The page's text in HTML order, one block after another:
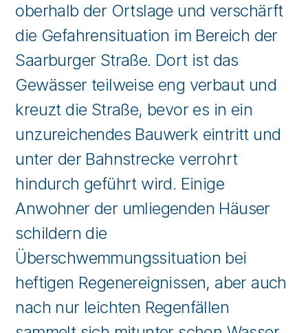
oberhalb der Ortslage und verschärft
die Gefahrensituation im Bereich der
Saarburger Straße. Dort ist das
Gewässer teilweise eng verbaut und
kreuzt die Straße, bevor es in ein
unzureichendes Bauwerk eintritt und
unter der Bahnstrecke verrohrt
hindurch geführt wird. Einige
Anwohner der umliegenden Häuser
schildern die
Überschwemmungssituation bei
heftigen Regenereignissen, aber auch
nach nur leichten Regenfällen